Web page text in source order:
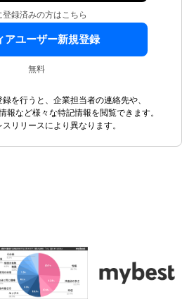
登録済みの方はこちら
アユーザー新規登録
無料
を行うと、企業担当者の連絡先や、
報など様々な特記情報を閲覧できます。
リリースにより異なります。